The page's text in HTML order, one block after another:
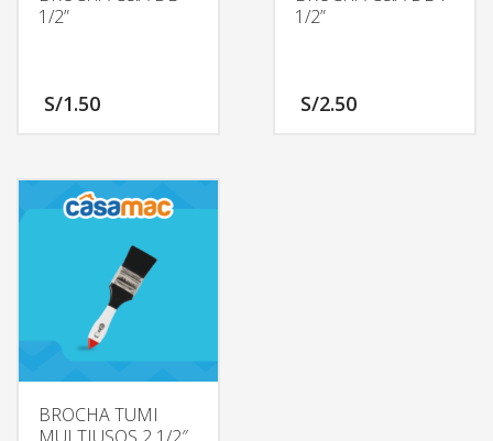
1/2”
S/1.50
1/2”
S/2.50
BROCHA TUMI